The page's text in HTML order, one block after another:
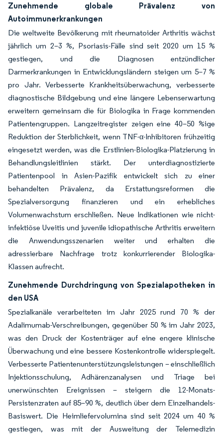
Zunehmende globale Prävalenz von
Autoimmunerkrankungen
Die weltweite Bevölkerung mit rheumatoider Arthritis wächst
jährlich um 2–3 %, Psoriasis-Fälle sind seit 2020 um 15 %
gestiegen, und die Diagnosen entzündlicher
Darmerkrankungen in Entwicklungsländern steigen um 5–7 %
pro Jahr. Verbesserte Krankheitsüberwachung, verbesserte
diagnostische Bildgebung und eine längere Lebenserwartung
erweitern gemeinsam die für Biologika in Frage kommenden
Patientengruppen. Langzeitregister zeigen eine 40–50 %ige
Reduktion der Sterblichkeit, wenn TNF-α-Inhibitoren frühzeitig
eingesetzt werden, was die Erstlinien-Biologika-Platzierung in
Behandlungsleitlinien stärkt. Der unterdiagnostizierte
Patientenpool in Asien-Pazifik entwickelt sich zu einer
behandelten Prävalenz, da Erstattungsreformen die
Spezialversorgung finanzieren und ein erhebliches
Volumenwachstum erschließen. Neue Indikationen wie nicht-
infektiöse Uveitis und juvenile idiopathische Arthritis erweitern
die Anwendungsszenarien weiter und erhalten die
adressierbare Nachfrage trotz konkurrierender Biologika-
Klassen aufrecht.
Zunehmende Durchdringung von Spezialapotheken in
den USA
Spezialkanäle verarbeiteten im Jahr 2025 rund 70 % der
Adalimumab-Verschreibungen, gegenüber 50 % im Jahr 2023,
was den Druck der Kostenträger auf eine engere klinische
Überwachung und eine bessere Kostenkontrolle widerspiegelt.
Verbesserte Patientenunterstützungsleistungen – einschließlich
Injektionsschulung, Adhärenzanalysen und Triage bei
unerwünschten Ereignissen – steigern die 12-Monats-
Persistenzraten auf 85–90 %, deutlich über dem Einzelhandels-
Basiswert. Die Heimliefervolumina sind seit 2024 um 40 %
gestiegen, was mit der Ausweitung der Telemedizin